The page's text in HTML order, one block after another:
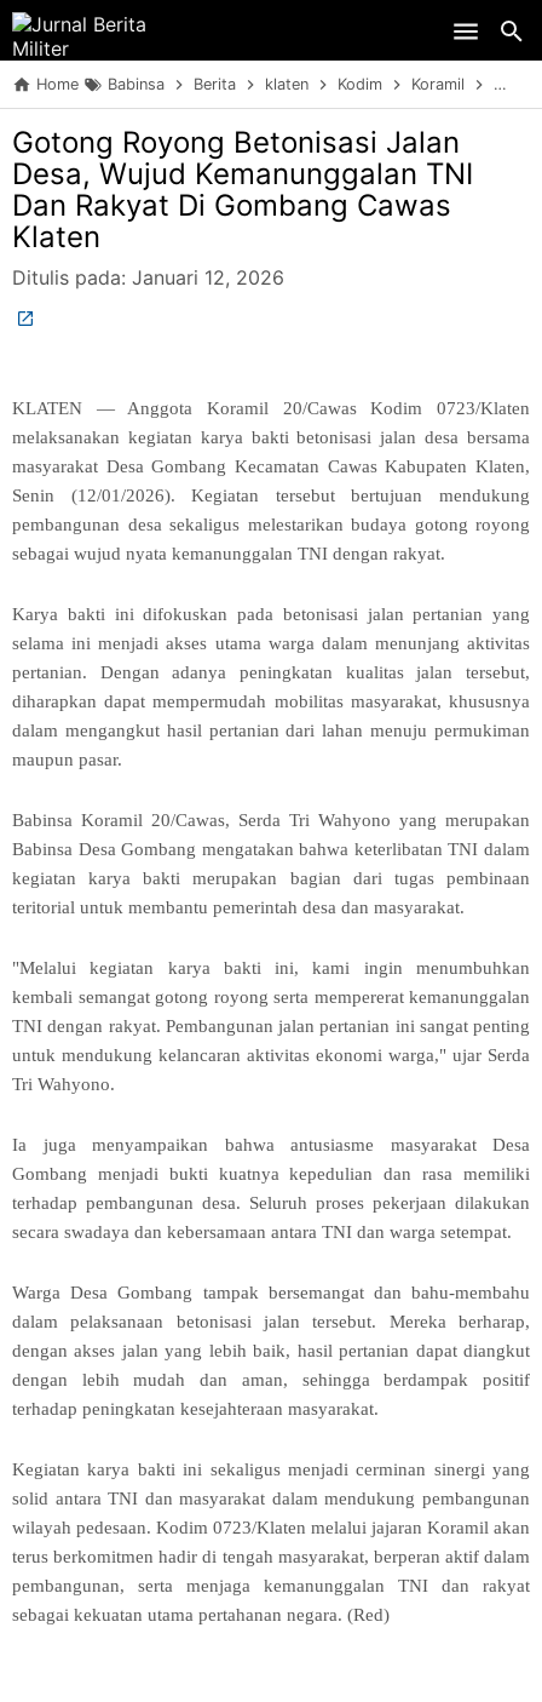
Home Babinsa Berita klaten Kodim Koramil
Gotong Royong Betonisasi Jalan
Desa, Wujud Kemanunggalan TNI
Dan Rakyat Di Gombang Cawas
Klaten
Ditulis pada: Januari 12, 2026
KLATEN — Anggota Koramil 20/Cawas Kodim 0723/Klaten
melaksanakan kegiatan karya bakti betonisasi jalan desa bersama
masyarakat Desa Gombang Kecamatan Cawas Kabupaten Klaten,
Senin (12/01/2026). Kegiatan tersebut bertujuan mendukung
pembangunan desa sekaligus melestarikan budaya gotong royong
sebagai wujud nyata kemanunggalan TNI dengan rakyat.
Karya bakti ini difokuskan pada betonisasi jalan pertanian yang
selama ini menjadi akses utama warga dalam menunjang aktivitas
pertanian. Dengan adanya peningkatan kualitas jalan tersebut,
diharapkan dapat mempermudah mobilitas masyarakat, khususnya
dalam mengangkut hasil pertanian dari lahan menuju permukiman
maupun pasar.
Babinsa Koramil 20/Cawas, Serda Tri Wahyono yang merupakan
Babinsa Desa Gombang mengatakan bahwa keterlibatan TNI dalam
kegiatan karya bakti merupakan bagian dari tugas pembinaan
teritorial untuk membantu pemerintah desa dan masyarakat.
"Melalui kegiatan karya bakti ini, kami ingin menumbuhkan
kembali semangat gotong royong serta mempererat kemanunggalan
TNI dengan rakyat. Pembangunan jalan pertanian ini sangat penting
untuk mendukung kelancaran aktivitas ekonomi warga," ujar Serda
Tri Wahyono.
Ia juga menyampaikan bahwa antusiasme masyarakat Desa
Gombang menjadi bukti kuatnya kepedulian dan rasa memiliki
terhadap pembangunan desa. Seluruh proses pekerjaan dilakukan
secara swadaya dan kebersamaan antara TNI dan warga setempat.
Warga Desa Gombang tampak bersemangat dan bahu-membahu
dalam pelaksanaan betonisasi jalan tersebut. Mereka berharap,
dengan akses jalan yang lebih baik, hasil pertanian dapat diangkut
dengan lebih mudah dan aman, sehingga berdampak positif
terhadap peningkatan kesejahteraan masyarakat.
Kegiatan karya bakti ini sekaligus menjadi cerminan sinergi yang
solid antara TNI dan masyarakat dalam mendukung pembangunan
wilayah pedesaan. Kodim 0723/Klaten melalui jajaran Koramil akan
terus berkomitmen hadir di tengah masyarakat, berperan aktif dalam
pembangunan, serta menjaga kemanunggalan TNI dan rakyat
sebagai kekuatan utama pertahanan negara. (Red)